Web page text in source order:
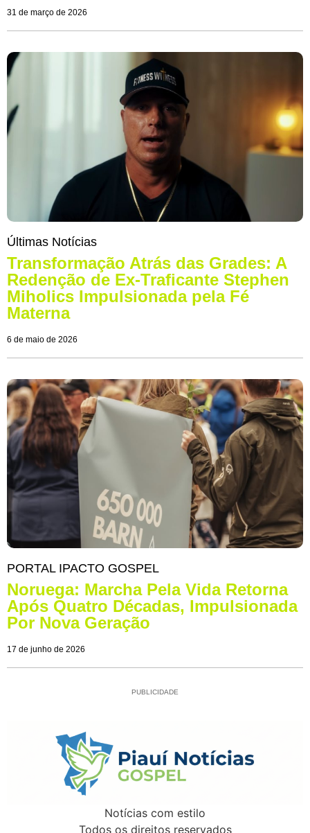
31 de março de 2026
Últimas Notícias
Transformação Atrás das Grades: A
Redenção de Ex-Traficante Stephen
Miholics Impulsionada pela Fé
Materna
6 de maio de 2026
PORTAL IPACTO GOSPEL
Noruega: Marcha Pela Vida Retorna
Após Quatro Décadas, Impulsionada
Por Nova Geração
17 de junho de 2026
PUBLICIDADE
Notícias com estilo
Todos os direitos reservados